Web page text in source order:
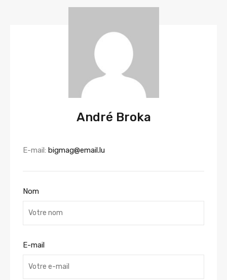
André Broka
E-mail: bigmag@email.lu
Nom
E-mail